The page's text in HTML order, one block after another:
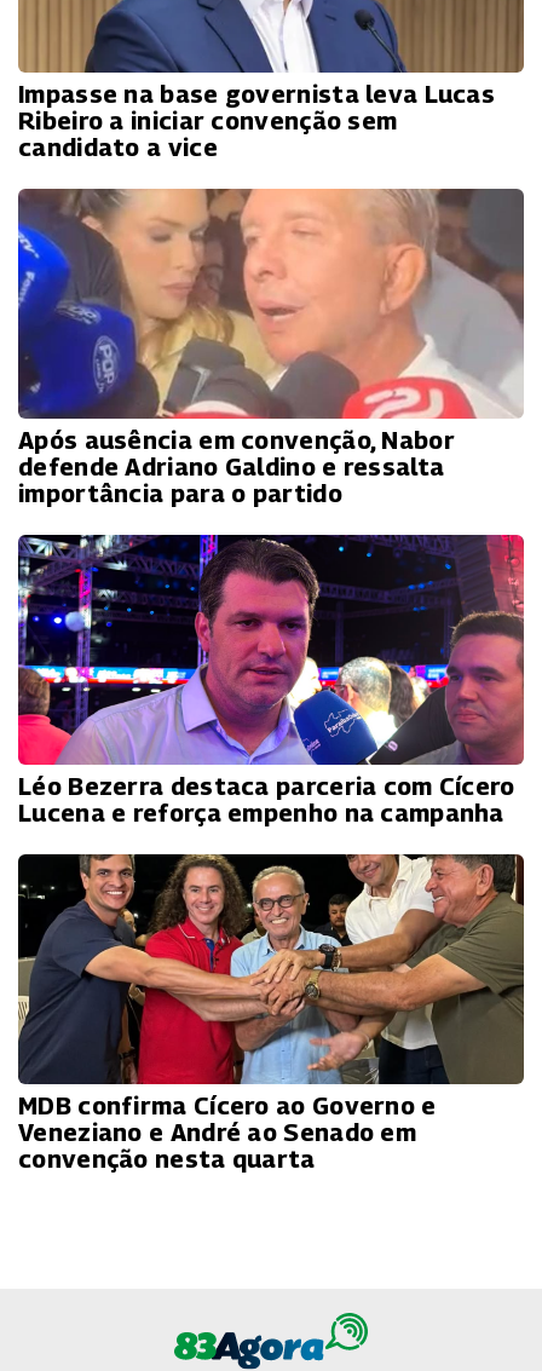
Impasse na base governista leva Lucas
Ribeiro a iniciar convenção sem
candidato a vice
Após ausência em convenção, Nabor
defende Adriano Galdino e ressalta
importância para o partido
Léo Bezerra destaca parceria com Cícero
Lucena e reforça empenho na campanha
MDB confirma Cícero ao Governo e
Veneziano e André ao Senado em
convenção nesta quarta